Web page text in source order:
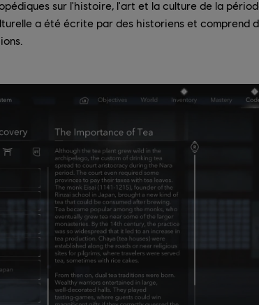
sur l'histoire, l'art et la culture de la
a été écrite par des historiens et comprend